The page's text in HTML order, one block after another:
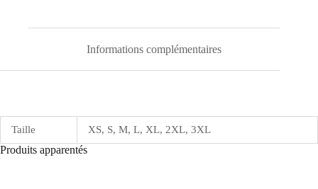
Informations complémentaires
Taille XS, S, M, L, XL, 2XL, 3XL
Produits apparentés